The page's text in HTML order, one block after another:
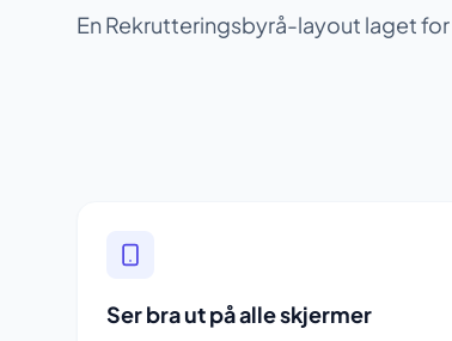
En Rekrutteringsbyrå-layout laget
Ser bra ut på alle skjermer